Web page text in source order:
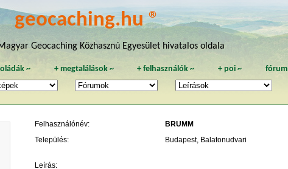
geocaching.hu ®
Geocaching Közhasznú Egyesület hivatalos oldala
~ + megtalálások~ +felhasználók ~ + poi~ fórum
Felhasználónév:
BRUMM
Település:
Budapest, Balatonudvari
Leírás: